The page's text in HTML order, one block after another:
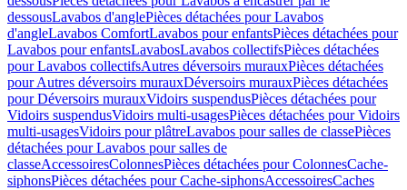
dessousLavabos d'anglePièces détachées pour Lavabos
d'angleLavabos ComfortLavabos pour enfantsPièces détachées pour
Lavabos pour enfantsLavabosLavabos collectifsPièces détachées
pour Lavabos collectifsAutres déversoirs murauxPièces détachées
pour Autres déversoirs murauxDéversoirs murauxPièces détachées
pour Déversoirs murauxVidoirs suspendusPièces détachées pour
Vidoirs suspendusVidoirs multi-usagesPièces détachées pour Vidoirs
multi-usagesVidoirs pour plâtreLavabos pour salles de classePièces
détachées pour Lavabos pour salles de
classeAccessoiresColonnesPièces détachées pour ColonnesCache-
siphonsPièces détachées pour Cache-siphonsAccessoiresCaches